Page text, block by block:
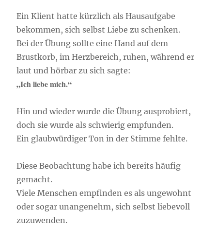
Ein Klient hatte kürzlich als Hausaufgabe
bekommen, sich selbst Liebe zu schenken.
Bei der Übung sollte eine Hand auf dem
Brustkorb, im Herzbereich, ruhen, während er
laut und hörbar zu sich sagte:
„Ich liebe mich.“
Hin und wieder wurde die Übung ausprobiert,
doch sie wurde als schwierig empfunden.
Ein glaubwürdiger Ton in der Stimme fehlte.
Diese Beobachtung habe ich bereits häufig
gemacht.
Viele Menschen empfinden es als ungewohnt
oder sogar unangenehm, sich selbst liebevoll
zuzuwenden.